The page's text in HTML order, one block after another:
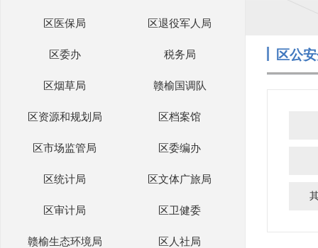
区医保局 区退役军人局
区委办 税务局
区烟草局 赣榆国调队
区资源和规划局 区档案馆
区市场监管局 区委编办
区统计局 区文体广旅局
区审计局 区卫健委
赣榆生态环境局 区人社局
区公